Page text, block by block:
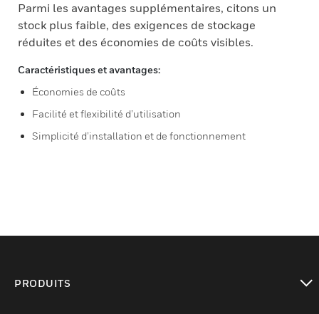
Parmi les avantages supplémentaires, citons un
stock plus faible, des exigences de stockage
réduites et des économies de coûts visibles.
Caractéristiques et avantages:
Économies de coûts
Facilité et flexibilité d’utilisation
Simplicité d’installation et de fonctionnement
PRODUITS